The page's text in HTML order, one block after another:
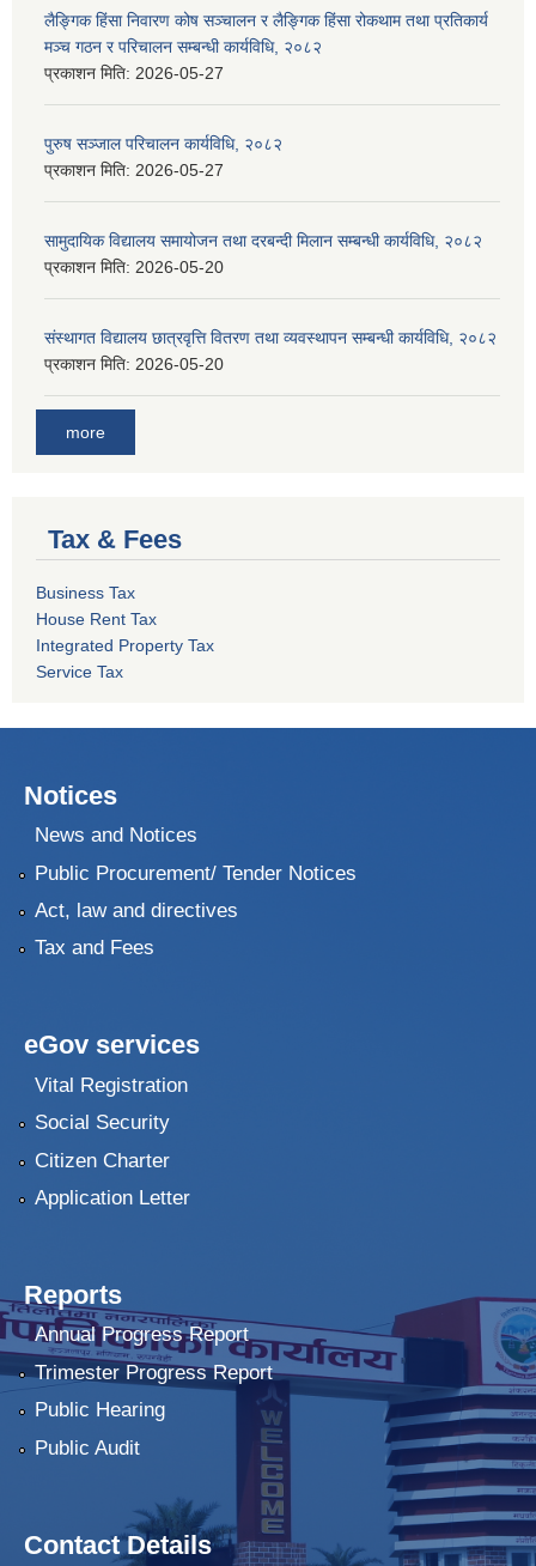
लैङ्गिक हिंसा निवारण कोष सञ्चालन र लैङ्गिक हिंसा रोकथाम तथा प्रतिकार्य
मञ्च गठन र परिचालन सम्बन्धी कार्यविधि, २०८२
प्रकाशन मिति: 2026-05-27
पुरुष सञ्जाल परिचालन कार्यविधि, २०८२
प्रकाशन मिति: 2026-05-27
सामुदायिक विद्यालय समायोजन तथा दरबन्दी मिलान सम्बन्धी कार्यविधि, २०८२
प्रकाशन मिति: 2026-05-20
संस्थागत विद्यालय छात्रवृत्ति वितरण तथा व्यवस्थापन सम्बन्धी कार्यविधि, २०८२
प्रकाशन मिति: 2026-05-20
more
Tax & Fees
Business Tax
House Rent Tax
Integrated Property Tax
Service Tax
Notices
News and Notices
Public Procurement/ Tender Notices
Act, law and directives
Tax and Fees
eGov services
Vital Registration
Social Security
Citizen Charter
Application Letter
Reports
Annual Progress Report
Trimester Progress Report
Public Hearing
Public Audit
Contact Details